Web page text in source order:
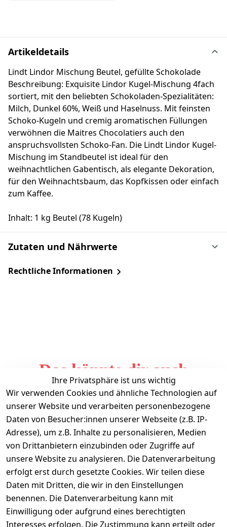
Artikeldetails
Lindt Lindor Mischung Beutel, gefüllte Schokolade
Beschreibung: Exquisite Lindor Kugel-Mischung 4fach
sortiert, mit den beliebten Schokoladen-Spezialitäten:
Milch, Dunkel 60%, Weiß und Haselnuss. Mit feinsten
Schoko-Kugeln und cremig aromatischen Füllungen
verwöhnen die Maitres Chocolatiers auch den
anspruchsvollsten Schoko-Fan. Die Lindt Lindor Kugel-
Mischung im Standbeutel ist ideal für den
weihnachtlichen Gabentisch, als elegante Dekoration,
für den Weihnachtsbaum, das Kopfkissen oder einfach
zum Kaffee.
Inhalt: 1 kg Beutel (78 Kugeln)
Zutaten und Nährwerte
Rechtliche Informationen
Das könnte dir auch
gefallen
Ihre Privatsphäre ist uns wichtig
Wir verwenden Cookies und ähnliche Technologien auf
unserer Website und verarbeiten personenbezogene
Daten von Besucher:innen unserer Webseite (z.B. IP-
Adresse), um z.B. Inhalte zu personalisieren, Medien
von Drittanbietern einzubinden oder Zugriffe auf
unsere Website zu analysieren. Die Datenverarbeitung
erfolgt erst durch gesetzte Cookies. Wir teilen diese
Daten mit Dritten, die wir in den Einstellungen
benennen. Die Datenverarbeitung kann mit
Einwilligung oder aufgrund eines berechtigten
Interesses erfolgen. Die Zustimmung kann erteilt oder
Informationen
Mein Konto